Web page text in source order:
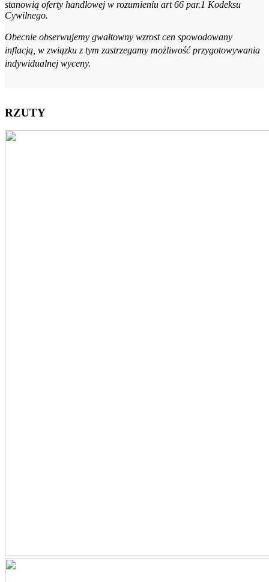
stanowią oferty handlowej w rozumieniu art 66 par.1 Kodeksu
Cywilnego.
Obecnie obserwujemy gwałtowny wzrost cen spowodowany
inflacją, w związku z tym zastrzegamy możliwość przygotowywania
indywidualnej wyceny.
RZUTY